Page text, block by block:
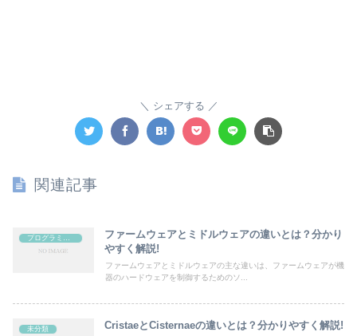
シェアする
関連記事
プログラミング
ファームウェアとミドルウェアの違いとは？分かり
やすく解説!
ファームウェアとミドルウェアの主な違いは、ファームウェアが機
器のハードウェアを制御するためのソ...
未分類 CristaeとCisternaeの違いとは？分かりやすく解説!